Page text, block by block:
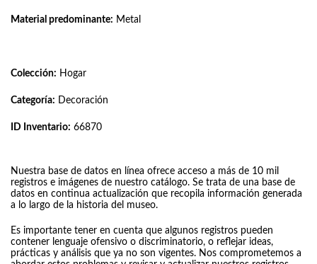
Material predominante: Metal
Colección: Hogar
Categoría: Decoración
ID Inventario: 66870
Nuestra base de datos en línea ofrece acceso a más de 10 mil
registros e imágenes de nuestro catálogo. Se trata de una base de
datos en continua actualización que recopila información generada
a lo largo de la historia del museo.
Es importante tener en cuenta que algunos registros pueden
contener lenguaje ofensivo o discriminatorio, o reflejar ideas,
prácticas y análisis que ya no son vigentes. Nos comprometemos a